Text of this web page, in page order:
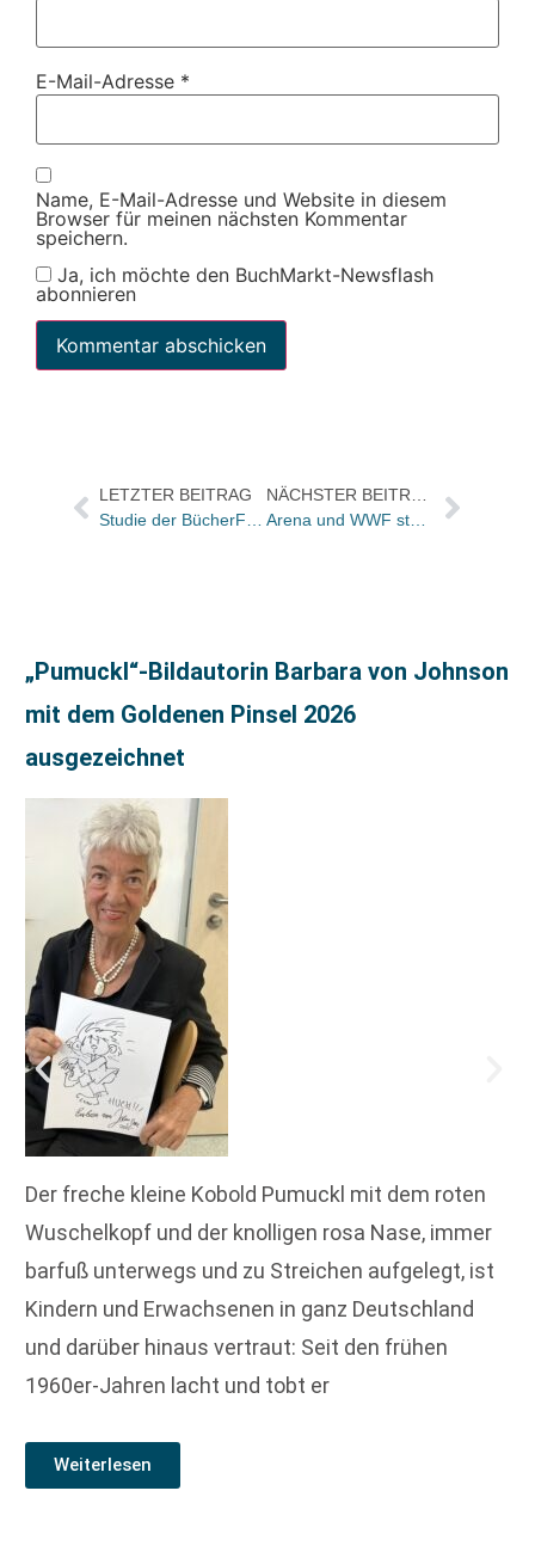
E-Mail-Adresse *
Name, E-Mail-Adresse und Website in diesem
Browser für meinen nächsten Kommentar
speichern.
Ja, ich möchte den BuchMarkt-Newsflash
abonnieren
LETZTER BEITRAG
Studie der BücherFrauen bis zum 16.8.2009 verlängert
NÄCHSTER BEITRAG
Arena und WWF starten Energiespar-Aktion
„Pumuckl“-Bildautorin Barbara von Johnson
mit dem Goldenen Pinsel 2026
ausgezeichnet
Der freche kleine Kobold Pumuckl mit dem roten
Wuschelkopf und der knolligen rosa Nase, immer
barfuß unterwegs und zu Streichen aufgelegt, ist
Kindern und Erwachsenen in ganz Deutschland
und darüber hinaus vertraut: Seit den frühen
1960er-Jahren lacht und tobt er
Weiterlesen